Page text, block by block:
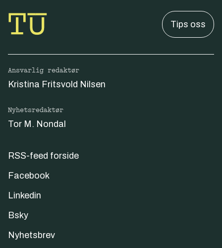
Tips oss
Ansvarlig redaktør
Kristina Fritsvold Nilsen
Nyhetsredaktør
Tor M. Nondal
RSS-feed forside
Facebook
Linkedin
Bsky
Nyhetsbrev